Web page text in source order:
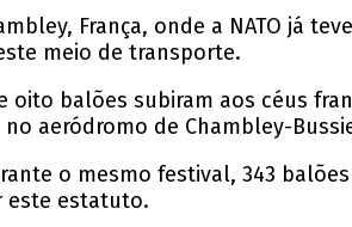
França, onde a NATO já
meio de transporte.
oito balões subiram aos céus
aeródromo de Chambley-
o mesmo festival, 343
este estatuto.